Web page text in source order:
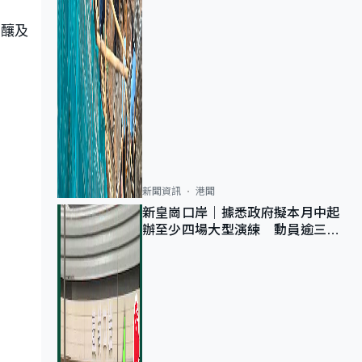
及
新聞資訊 港聞
新皇崗口岸｜據悉政府擬本月中起
辦至少四場大型演練 動員逾三萬